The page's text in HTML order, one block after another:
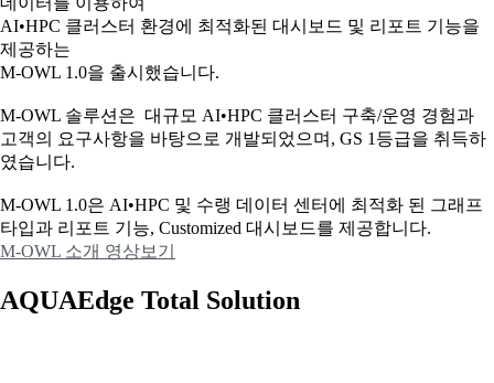
AI•HPC 클러스터 환경에 최적화된 대시보드 및 리포트 기능을
제공하는
M-OWL 1.0을 출시했습니다.
M-OWL 솔루션은 대규모 AI•HPC 클러스터 구축/운영 경험과
고객의 요구사항을 바탕으로 개발되었으며, GS 1등급을 취득하
였습니다.
M-OWL 1.0은 AI•HPC 및 수랭 데이터 센터에 최적화 된 그래프
타입과 리포트 기능, Customized 대시보드를 제공합니다.
M-OWL 소개 영상보기
AQUAEdge Total Solution